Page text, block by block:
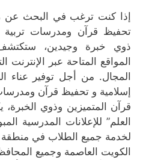
إذا كنت ترغب في البحث عن
تحفيظ قرآن ومدرسات تربية
ذوي خبرة وجيدين،
المواقع المتاحة عبر
المجال. من أجل توفير عناء
إسلامية و تحفيظ قرآن
قرآن المتميزين وذوي
العلم” للإعلانات المدرسية
لخدمة جميع الطلاب في منطقة
الكويت العاصمة وجميع